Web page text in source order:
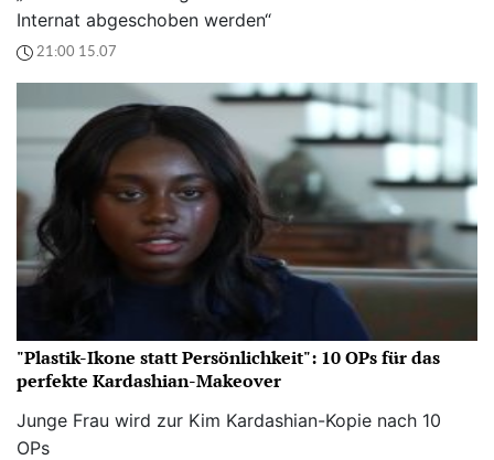
Internat abgeschoben werden“
21:00 15.07
"Plastik-Ikone statt Persönlichkeit": 10 OPs für das
perfekte Kardashian-Makeover
Junge Frau wird zur Kim Kardashian-Kopie nach 10
OPs